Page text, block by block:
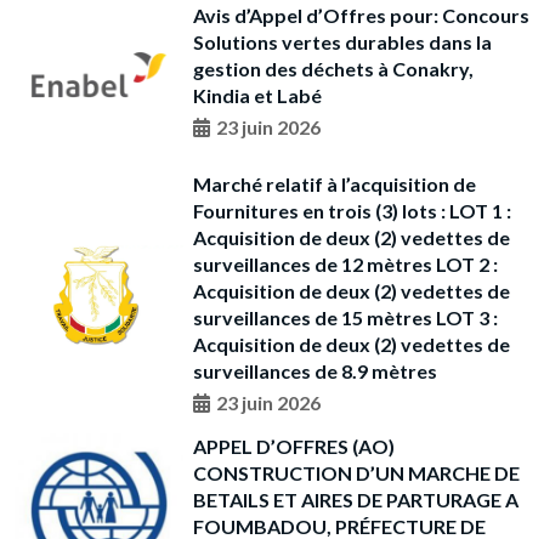
Avis d’Appel d’Offres pour: Concours
Solutions vertes durables dans la
gestion des déchets à Conakry,
Kindia et Labé
23 juin 2026
Marché relatif à l’acquisition de
Fournitures en trois (3) lots : LOT 1 :
Acquisition de deux (2) vedettes de
surveillances de 12 mètres LOT 2 :
Acquisition de deux (2) vedettes de
surveillances de 15 mètres LOT 3 :
Acquisition de deux (2) vedettes de
surveillances de 8.9 mètres
23 juin 2026
APPEL D’OFFRES (AO)
CONSTRUCTION D’UN MARCHE DE
BETAILS ET AIRES DE PARTURAGE A
FOUMBADOU, PRÉFECTURE DE